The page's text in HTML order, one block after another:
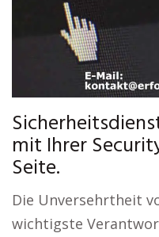
mit Ihrer
Seite.
Die Unversehrtheit
wichtigste